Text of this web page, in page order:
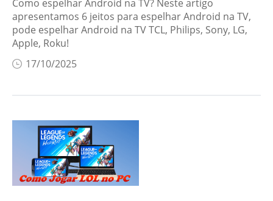
Como espelhar Android na TV? Neste artigo
apresentamos 6 jeitos para espelhar Android na TV,
pode espelhar Android na TV TCL, Philips, Sony, LG,
Apple, Roku!
17/10/2025